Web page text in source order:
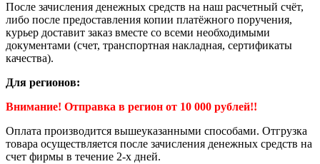
После зачисления денежных средств на наш расчетный счёт,
либо после предоставления копии платёжного поручения,
курьер доставит заказ вместе со всеми необходимыми
документами (счет, транспортная накладная, сертификаты
качества).
Для регионов:
Внимание! Отправка в регион от 10 000 рублей!!
Оплата производится вышеуказанными способами. Отгрузка
товара осуществляется после зачисления денежных средств на
счет фирмы в течение 2-х дней.